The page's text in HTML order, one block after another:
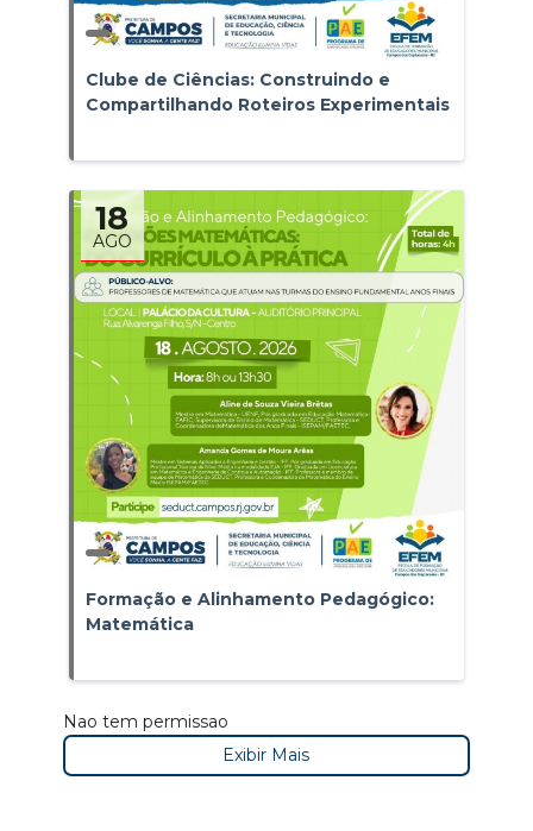
Clube de Ciências: Construindo e
Compartilhando Roteiros Experimentais
18
AGO
Formação e Alinhamento Pedagógico:
Matemática
Nao tem permissao
Exibir Mais